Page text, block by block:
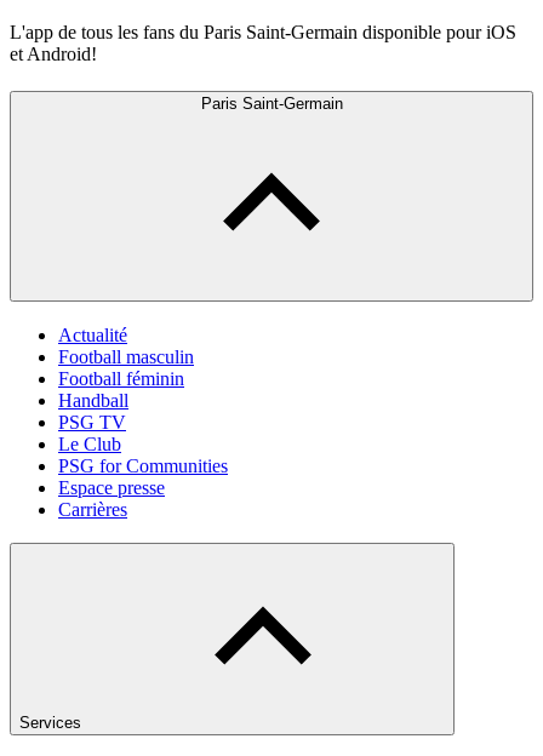
L'app de tous les fans du Paris Saint-Germain disponible pour iOS
et Android!
Paris Saint-Germain
Actualité
Football masculin
Football féminin
Handball
PSG TV
Le Club
PSG for Communities
Espace presse
Carrières
Services